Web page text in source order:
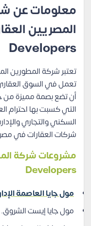
معلومات عن
Developers
تعتبر شركة المطورين
تعمل في السوق
أن تضع بصمة مميزة من
التي كسبت بها احترام
السكني والتجاري
شركات العقارات في
Developers
مول جايا العاصمة
مول جايا إيست الشروق.